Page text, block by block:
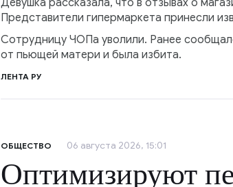
Девушка рассказала, что в отзывах о
Представители гипермаркета принесли
Сотрудницу ЧОПа уволили. Ранее
от пьющей матери и была избита.
ЛЕНТА РУ
ОБЩЕСТВО 06 августа 2026, 15:01
Оптимизируют